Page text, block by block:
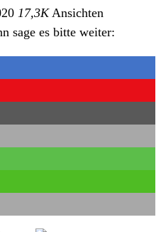
17,3KAnsichten
sage es bitte weiter: